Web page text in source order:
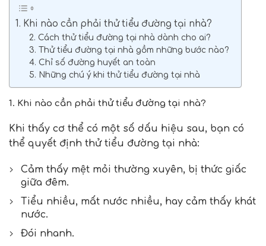
1. Khi nào cần phải thử tiểu đường tại nhà?
2. Cách thử tiểu đường tại nhà dành cho ai?
3. Thử tiểu đường tại nhà gồm những bước nào?
4. Chỉ số đường huyết an toàn
5. Những chú ý khi thử tiểu đường tại nhà
1. Khi nào cần phải thử tiểu đường tại nhà?
Khi thấy cơ thể có một số dấu hiệu sau, bạn có
thể quyết định thử tiểu đường tại nhà:
Cảm thấy mệt mỏi thường xuyên, bị thức giấc
giữa đêm.
Tiểu nhiều, mất nước nhiều, hay cảm thấy khát
nước.
Đói nhanh.